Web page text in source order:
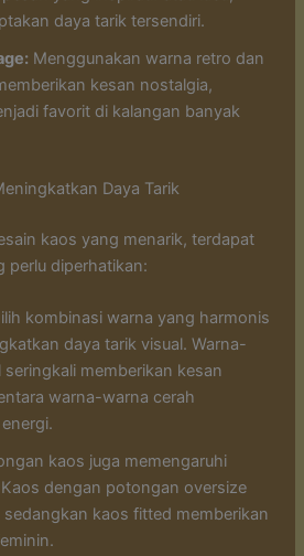
daya tarik tersendiri.
Menggunakan warna retro dan
kesan nostalgia,
favorit di kalangan banyak
Daya Tarik
kaos yang menarik, terdapat
perlu diperhatikan:
kombinasi warna yang harmonis
daya tarik visual. Warna-
memberikan kesan
warna-warna cerah
kaos juga memengaruhi
dengan potongan oversize
kaos fitted memberikan